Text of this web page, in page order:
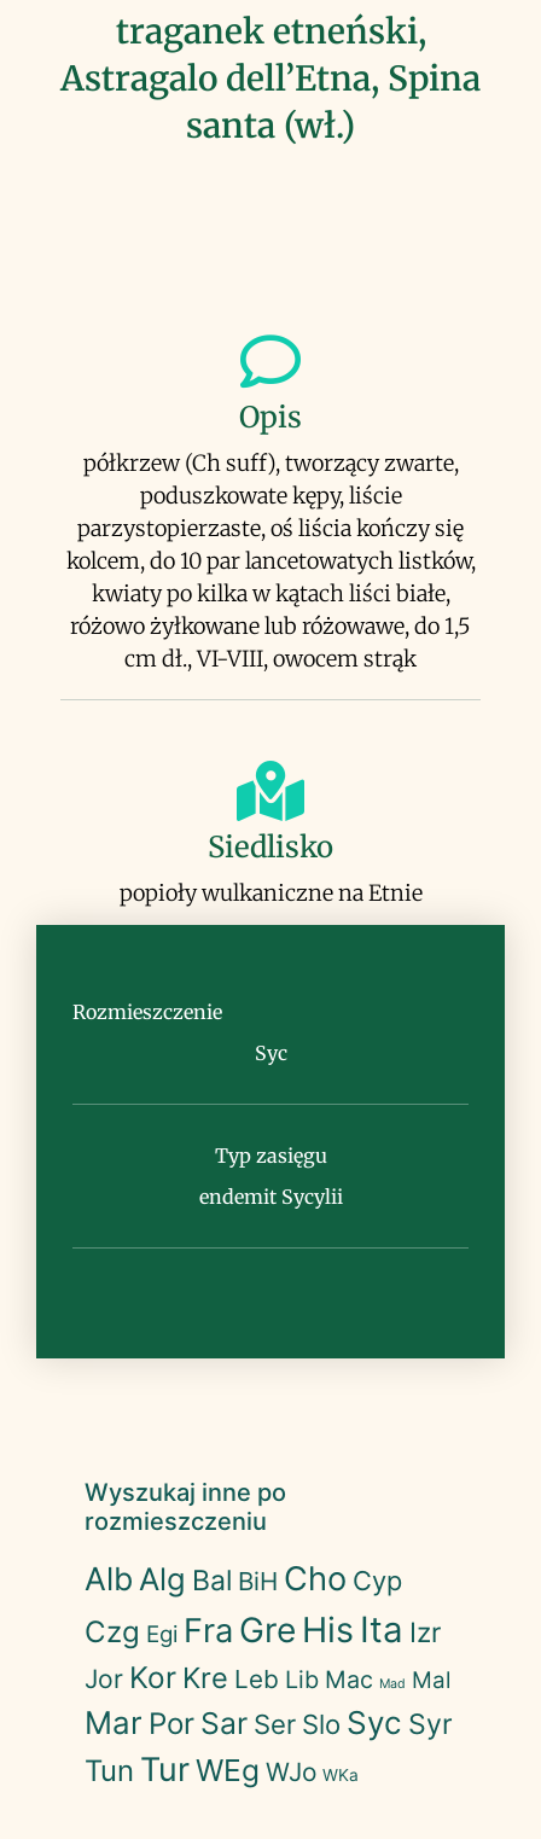
traganek etneński,
Astragalo dell’Etna, Spina
santa (wł.)
Opis
półkrzew (Ch suff), tworzący zwarte,
poduszkowate kępy, liście
parzystopierzaste, oś liścia kończy się
kolcem, do 10 par lancetowatych listków,
kwiaty po kilka w kątach liści białe,
różowo żyłkowane lub różowawe, do 1,5
cm dł., VI-VIII, owocem strąk
Siedlisko
popioły wulkaniczne na Etnie
pokrytych popiołem wulkanicznym,
przyczynia się do stabilizacji gruntu
Rozmieszczenie
Syc
Typ zasięgu
endemit Sycylii
Wyszukaj inne po
rozmieszczeniu
Alb Alg Bal BiH Cho Cyp
Czg Egi Fra Gre His Ita Izr
Jor Kor Kre Leb Lib Mac Mad Mal
Mar Por Sar Ser Slo Syc Syr
Tun TurWEg WJo WKa